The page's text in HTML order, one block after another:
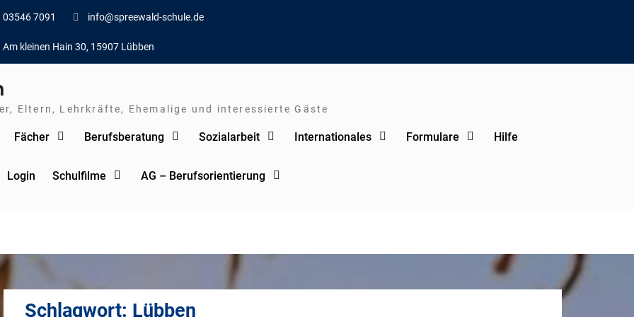
03546 7091 info@spreewald-schule.de
Am kleinen Hain 30, 15907 Lübben
Eltern, Lehrkräfte, Ehemalige und interessierte Gäste
Fächer Berufsberatung Sozialarbeit Internationales Formulare Hilfe
Login Schulfilme AG – Berufsorientierung
Schlagwort: Lübben